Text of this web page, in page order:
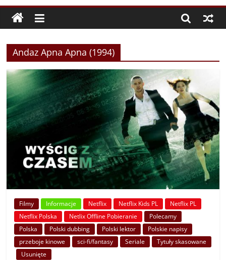
Andaz Apna Apna (1994)
Filmy Informacje Netflix Netflix Kids PL
Netflix PL
Netflix Polska
Netlix Offline Pobieranie
Polecamy
Polska
Polski dubbing Polski lektor
Polskie napisy
przeboje kinowe
sci-fi/fantasy Seriale
Tytuły skasowane
Usunięte